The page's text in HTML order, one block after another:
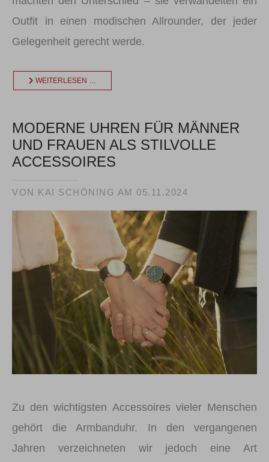
Outfit in einen modischen Allrounder, der jeder
Gelegenheit gerecht werde.
WEITERLESEN …
MODERNE UHREN FÜR MÄNNER
UND FRAUEN ALS STILVOLLE
ACCESSOIRES
VON KAI SCHÖNING AM 05.11.2024
Zu den wichtigsten Accessoires vieler Menschen
gehört die Armbanduhr. In den vergangenen
Jahren verzeichneten wir jedoch eine Art